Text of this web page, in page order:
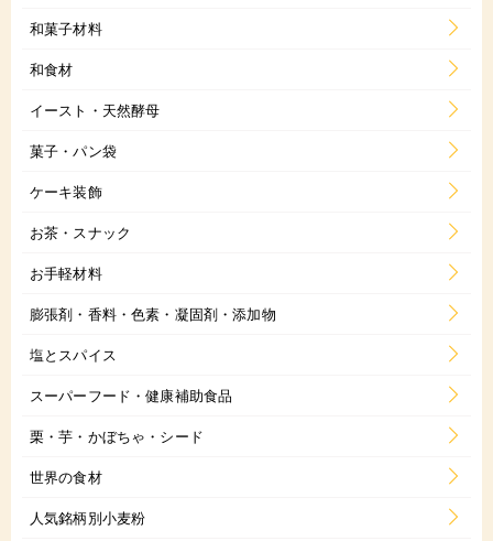
和菓子材料
和食材
イースト・天然酵母
菓子・パン袋
ケーキ装飾
お茶・スナック
お手軽材料
膨張剤・香料・色素・凝固剤・添加物
塩とスパイス
スーパーフード・健康補助食品
栗・芋・かぼちゃ・シード
世界の食材
人気銘柄別小麦粉